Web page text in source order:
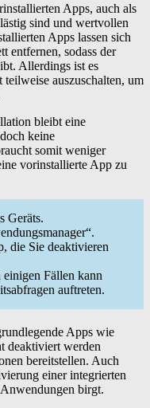
Apps, auch als
sind und wertvollen
Apps lassen sich
entfernen, sodass der
Allerdings ist es
auszuschalten, um
bleibt eine
keine
somit weniger
vorinstallierte App zu
Geräts.
die Sie deaktivieren
Fällen kann
auftreten.
Apps wie
deaktiviert werden
bereitstellen. Auch
einer integrierten
birgt.